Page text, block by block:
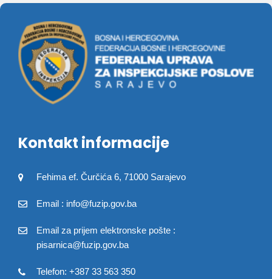
Kontakt informacije
Fehima ef. Čurčića 6, 71000 Sarajevo
Email : info@fuzip.gov.ba
Email za prijem elektronske pošte :
pisarnica@fuzip.gov.ba
Telefon: +387 33 563 350